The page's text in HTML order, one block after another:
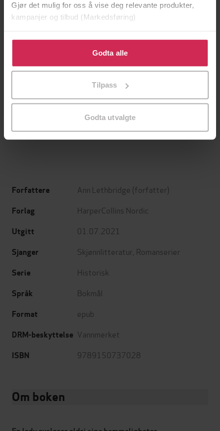
Gjør det mulig for oss å vise deg relevante produkter,
kampanjer og tilbud (Markedsføring)
Klikk på «Godta alle» for å gi oss ditt samtykke til å
bruke cookies for alle disse formålene. Du kan også
tilpasse ditt samtykke til spesifikke formål ved å klikke
Godta alle
Tilpass
Godta utvalgte
149,-
En lykkelig familie
229,-
Forfattere Ann Lethbridge (forfatter)
Forlag HarperCollins Nordic
Utgitt 01.07.2021
Sjanger Skjønnlitteratur Romanserier
Serie Historisk
Språk Bokmål
Format epub
DRM-beskyttelse Vannmerket
ISBN 9789150737028
Om boken